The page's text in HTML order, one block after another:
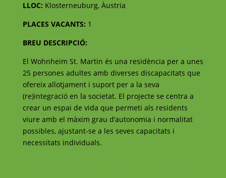
LLOC: Klosterneuburg, Àustria
PLACES VACANTS: 1
BREU DESCRIPCIÓ:
El Wohnheim St. Martin és una residència per a unes
25 persones adultes amb diverses discapacitats que
ofereix allotjament i suport per a la seva
(re)integració en la societat. El projecte se centra a
crear un espai de vida que permeti als residents
viure amb el màxim grau d’autonomia i normalitat
possibles, ajustant-se a les seves capacitats i
necessitats individuals.